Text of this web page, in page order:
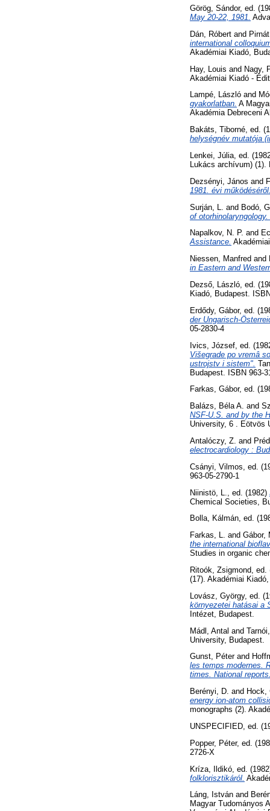
Görög, Sándor, ed.
May 20-22, 1981.
Dán, Róbert and
international
Akadémiai Kiadó,
Hay, Louis and Nagy,
Akadémiai Kiadó -
Lampé, László and
gyakorlatban. A
Akadémia Debreceni
Bakáts, Tiborné, ed.
helységnév mutatója
Lenkei, Júlia , ed.
Lukács archívum)
Dezsényi, János and
1981. évi
Surján, L.
and Bodó,
of
Napalkov, N. P. and
Assistance.
Niessen, Manfred and
in Eastern and
Dezső, László , ed.
Kiadó, Budapest.
Erdődy, Gábor, ed.
der Ungarisch-
05-2830-4
Ivics, József , ed.
Višegrade po vremâ
ustrojstv i sistem".
Budapest. ISBN 963-
Farkas, Gábor, ed.
Balázs, Béla A. and
NSF-U.S. and by the
University, 6 . Eötvös
Antalóczy, Z. and
electrocardiology :
Csányi, Vilmos , ed.
963-05-2790-1
Niinistö, L.
, ed. (1982)
Chemical Societies,
Bolla, Kálmán, ed.
Farkas, L. and Gábor,
the international
Studies in organic
Ritoók, Zsigmond ,
(17). Akadémiai
Lovász, György, ed.
környezetei hatásai a
Intézet, Budapest.
Mádl, Antal and
University, Budapest.
Gunst, Péterand
les temps modernes.
times. National
Berényi, D. and Hock,
energy ion-atom
monographs (2).
UNSPECIFIED, ed.
Popper, Péter, ed.
2726-X
Kríza, Ildikó , ed.
folklorisztikáról.
Láng, István and
Magyar Tudományos